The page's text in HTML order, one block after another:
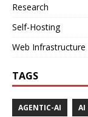
Research
Self-Hosting
Web Infrastructure
TAGS
AGENTIC-AI AI